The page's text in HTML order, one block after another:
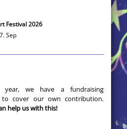
Festival 2026
Sep
year, we have a fundraising
to cover our own contribution.
help us with this!